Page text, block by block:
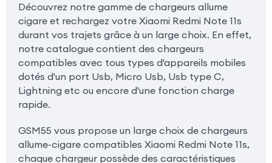
Découvrez notre gamme de chargeurs allume
cigare et rechargez votre Xiaomi Redmi Note 11s
durant vos trajets grâce à un large choix. En effet,
notre catalogue contient des chargeurs
compatibles avec tous types d'appareils mobiles
dotés d'un port Usb, Micro Usb, Usb type C,
Lightning etc ou encore d'une fonction charge
rapide.
GSM55 vous propose un large choix de chargeurs
allume-cigare compatibles Xiaomi Redmi Note 11s,
chaque chargeur possède des caractéristiques